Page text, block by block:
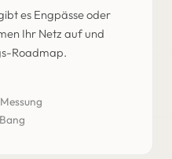
es Engpässe oder
Ihr Netz auf und
Roadmap.